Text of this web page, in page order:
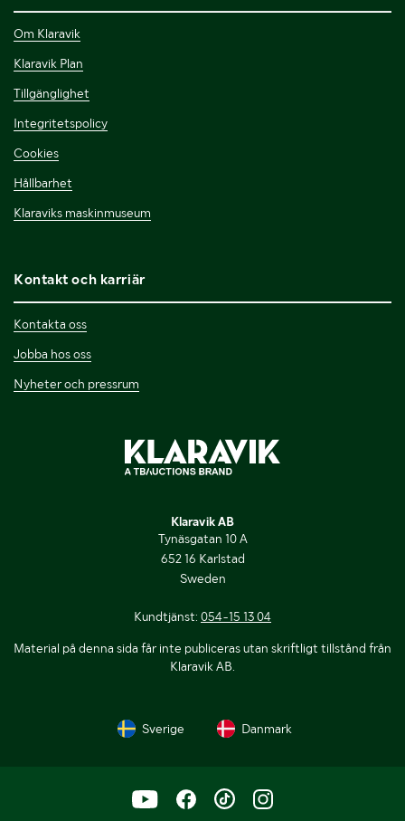
Om Klaravik
Klaravik Plan
Tillgänglighet
Integritetspolicy
Cookies
Hållbarhet
Klaraviks maskinmuseum
Kontakt och karriär
Kontakta oss
Jobba hos oss
Nyheter och pressrum
Klaravik AB
Tynäsgatan 10 A
652 16 Karlstad
Sweden
Kundtjänst: 054-15 13 04
Material på denna sida får inte publiceras utan skriftligt tillstånd från
Klaravik AB.
Sverige Danmark